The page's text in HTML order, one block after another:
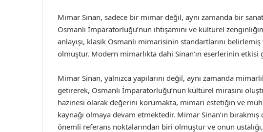
Mimar Sinan, sadece bir mimar değil, aynı zamanda bir
Osmanlı İmparatorluğu’nun ihtişamını ve kültürel
anlayışı, klasik Osmanlı mimarisinin standartlarını
olmuştur. Modern mimarlıkta dahi Sinan’ın eserlerinin etkisi
Mimar Sinan, yalnızca yapılarını değil, aynı zamanda
getirerek, Osmanlı İmparatorluğu’nun kültürel mirasını
hazinesi olarak değerini korumakta, mimari estetiğin ve
kaynağı olmaya devam etmektedir. Mimar Sinan’ın
önemli referans noktalarından biri olmuştur ve onun